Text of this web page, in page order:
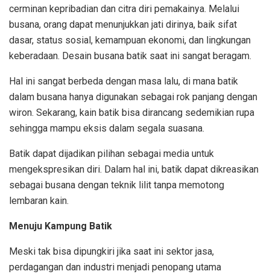
cerminan kepribadian dan citra diri pemakainya. Melalui
busana, orang dapat menunjukkan jati dirinya, baik sifat
dasar, status sosial, kemampuan ekonomi, dan lingkungan
keberadaan. Desain busana batik saat ini sangat beragam.
Hal ini sangat berbeda dengan masa lalu, di mana batik
dalam busana hanya digunakan sebagai rok panjang dengan
wiron. Sekarang, kain batik bisa dirancang sedemikian rupa
sehingga mampu eksis dalam segala suasana.
Batik dapat dijadikan pilihan sebagai media untuk
mengekspresikan diri. Dalam hal ini, batik dapat dikreasikan
sebagai busana dengan teknik lilit tanpa memotong
lembaran kain.
Menuju Kampung Batik
Meski tak bisa dipungkiri jika saat ini sektor jasa,
perdagangan dan industri menjadi penopang utama